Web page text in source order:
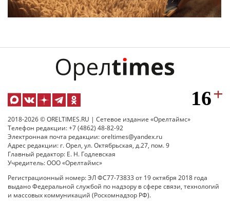
2018-2026 © ORELTIMES.RU | Сетевое издание «Орелтаймс»
Телефон редакции: +7 (4862) 48-82-92
Электронная почта редакции: oreltimes@yandex.ru
Адрес редакции: г. Орел, ул. Октябрьская, д.27, пом. 9
Главный редактор: Е. Н. Годлевская
Учредитель: ООО «Орелтаймс»
Регистрационный номер: ЭЛ ФС77-73833 от 19 октября 2018 года
выдано Федеральной службой по надзору в сфере связи, технологий
и массовых коммуникаций (Роскомнадзор РФ).